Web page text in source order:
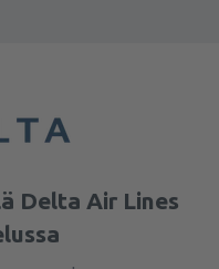
Delta Air Lines